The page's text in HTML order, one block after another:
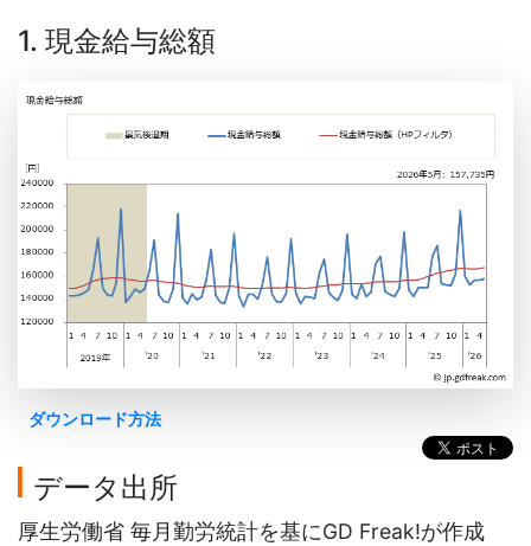
1. 現金給与総額
ダウンロード方法
データ出所
厚生労働省 毎月勤労統計を基にGD Freak!が作成